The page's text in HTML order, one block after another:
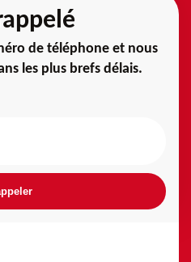
de téléphone et nous
les plus brefs délais.